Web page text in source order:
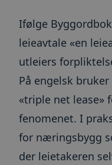
Ifølge
leieavtale «en
utleiers
På engelsk
«triple net lease»
fenomenet. I
for næringsbygg
der leietakeren